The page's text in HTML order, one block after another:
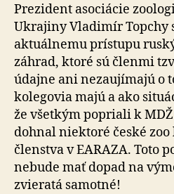
Prezident asociácie
Ukrajiny Vladimír Topchy
aktuálnemu prístupu
záhrad, ktoré sú členmi
údajne ani nezaujímajú o
kolegovia majú a ako
že všetkým popriali k
dohnal niektoré české
členstva v EARAZA. Toto
nebude mať dopad na
zvieratá samotné!